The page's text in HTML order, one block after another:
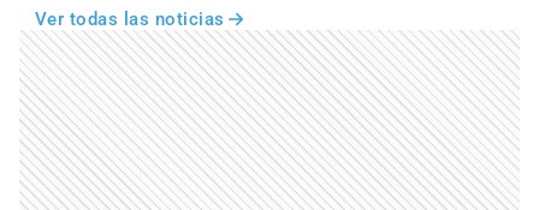
Ver todas las noticias